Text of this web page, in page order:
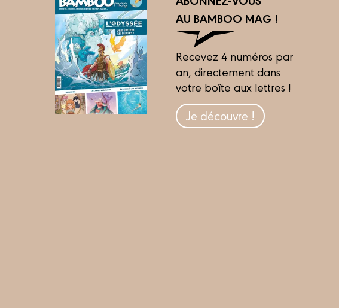
AU BAMBOO MAG !
Recevez 4 numéros par
an, directement dans
votre boîte aux lettres !
Je découvre !